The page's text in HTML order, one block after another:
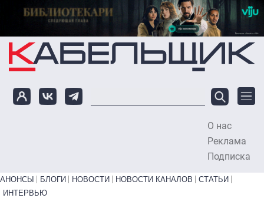
Перейти к основному содержанию
О нас
Реклама
Подписка
Primary links bottom
АНОНСЫ БЛОГИ НОВОСТИ НОВОСТИ КАНАЛОВ
СТАТЬИ
ИНТЕРВЬЮ